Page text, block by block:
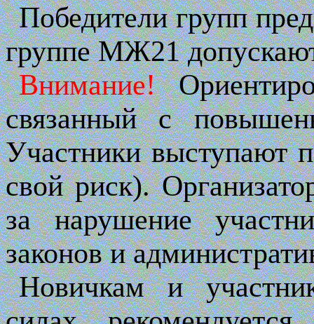
Победители групп
группе МЖ21
Внимание!
связанный с
Участники выступают
свой риск).
за нарушение
законов и
Новичкам и